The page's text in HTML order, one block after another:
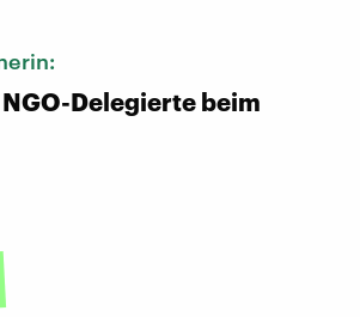
Delegierte beim